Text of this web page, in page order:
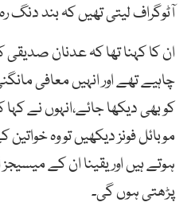
آٹوگراف لیتی تھیں کہ بند دنگ
ان کا کہنا تھا کہ عدنان
چاہیے تھے اور انہیں معافی
کو بھی دیکھا جائے،انہوں نے کہا
موبائل فونز دیکھیں تو وہ
ہوتے ہیں اور یقینا ان کے
پڑھتی ہوں گی۔